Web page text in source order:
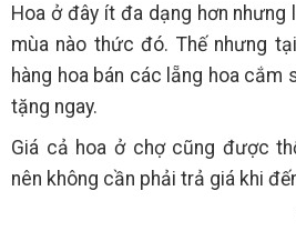
Hoa ở đây ít đa dạng hơn
mùa nào thức đó. Thế nhưng
hàng hoa bán các lẵng hoa cắm
tặng ngay.
Giá cả hoa ở chợ cũng được
nên không cần phải trả giá khi